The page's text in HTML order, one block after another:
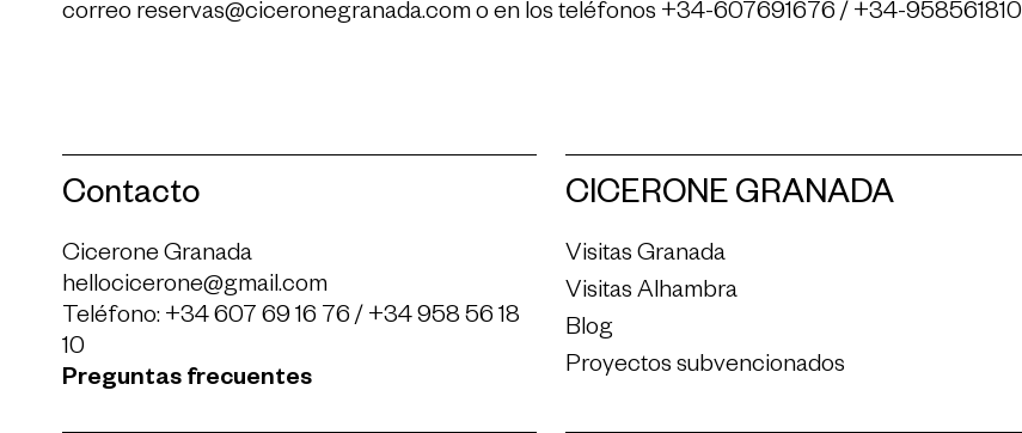
correo reservas@ciceronegranada.como en los teléfonos +34-607691676 / +34-958561810
Contacto
Cicerone Granada
hellocicerone@gmail.com
Teléfono: +34 607 69 16 76/ +34 958 56 18
10
Preguntas frecuentes
CICERONE GRANADA
Visitas Granada
Visitas Alhambra
Blog
Proyectos subvencionados